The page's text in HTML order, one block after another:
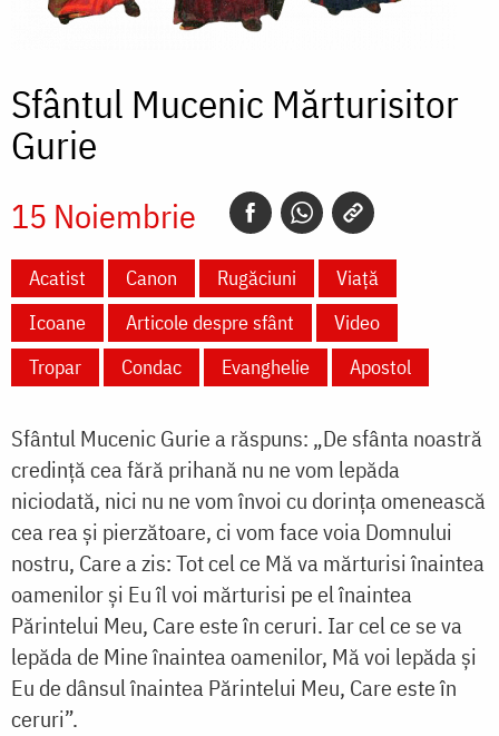
Sfântul Mucenic Mărturisitor
Gurie
15 Noiembrie
Acatist Canon Rugăciuni
Viață
Icoane
Articole despre sfânt
Video
Tropar
Condac Evanghelie Apostol
Sfântul Mucenic Gurie a răspuns: „De sfânta noastră
credință cea fără prihană nu ne vom lepăda
niciodată, nici nu ne vom învoi cu dorința omenească
cea rea și pierzătoare, ci vom face voia Domnului
nostru, Care a zis: Tot cel ce Mă va mărturisi înaintea
oamenilor și Eu îl voi mărturisi pe el înaintea
Părintelui Meu, Care este în ceruri. Iar cel ce se va
lepăda de Mine înaintea oamenilor, Mă voi lepăda și
Eu de dânsul înaintea Părintelui Meu, Care este în
ceruri”.